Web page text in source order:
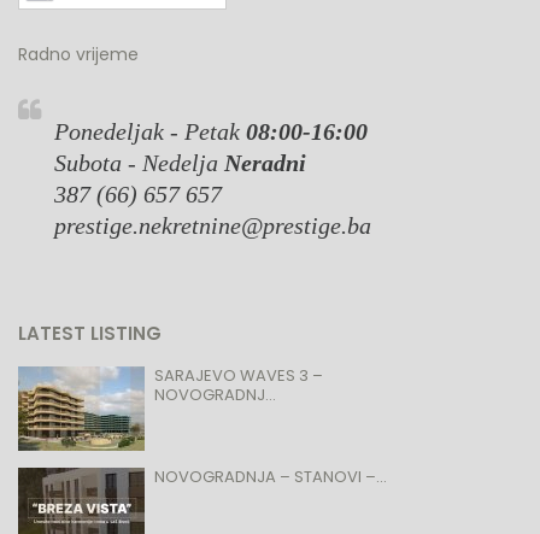
Radno vrijeme
Ponedeljak - Petak 08:00-16:00
Subota - Nedelja Neradni
387 (66) 657 657
prestige.nekretnine@prestige.ba
LATEST LISTING
SARAJEVO WAVES 3 –
NOVOGRADNJ...
NOVOGRADNJA – STANOVI –...